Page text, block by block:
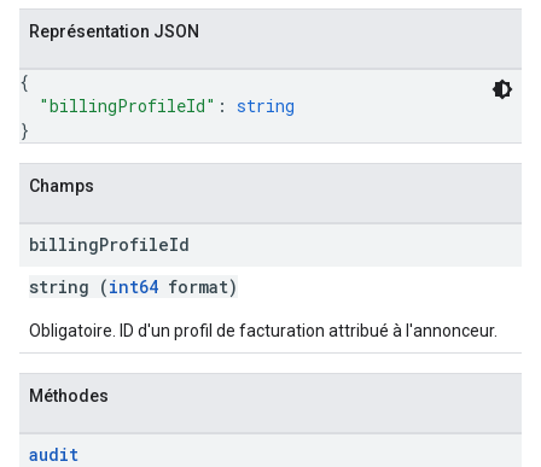
Représentation JSON
{
"billingProfileId" : string
}
Champs
billingProfileId
string (int64 format)
Obligatoire. ID d'un profil de facturation attribué à l'annonceur.
Méthodes
audit